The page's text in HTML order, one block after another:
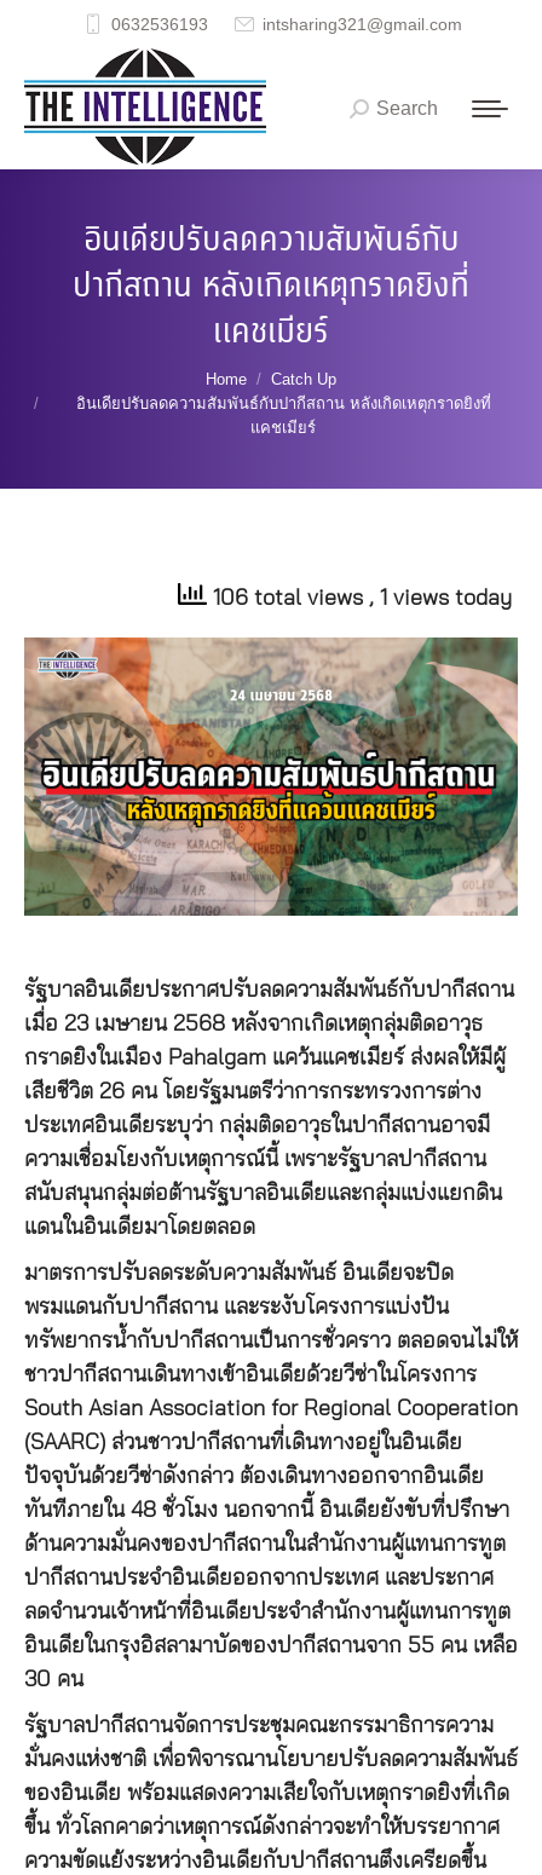
0632536193 intsharing321@gmail.com
Search:
Search
อินเดียปรับลดความสัมพันธ์กับ
ปากีสถาน หลังเกิดเหตุกราดยิงที่
แคชเมียร์
Home
Catch Up
อินเดียปรับลดความสัมพันธ์กับปากีสถาน หลังเกิดเหตุกราดยิงที่
แคชเมียร์
106 total views , 1 views today
รัฐบาลอินเดียประกาศปรับลดความสัมพันธ์กับปากีสถาน
เมื่อ 23 เมษายน 2568 หลังจากเกิดเหตุกลุ่มติดอาวุธ
กราดยิงในเมือง Pahalgam แคว้นแคชเมียร์ ส่งผลให้มีผู้
เสียชีวิต 26 คน โดยรัฐมนตรีว่าการกระทรวงการต่าง
ประเทศอินเดียระบุว่า กลุ่มติดอาวุธในปากีสถานอาจมี
ความเชื่อมโยงกับเหตุการณ์นี้ เพราะรัฐบาลปากีสถาน
สนับสนุนกลุ่มต่อต้านรัฐบาลอินเดียและกลุ่มแบ่งแยกดิน
แดนในอินเดียมาโดยตลอด
มาตรการปรับลดระดับความสัมพันธ์ อินเดียจะปิด
พรมแดนกับปากีสถาน และระงับโครงการแบ่งปัน
ทรัพยากรน้ำกับปากีสถานเป็นการชั่วคราว ตลอดจนไม่ให้
ชาวปากีสถานเดินทางเข้าอินเดียด้วยวีซ่าในโครงการ
South Asian Association for Regional Cooperation
(SAARC) ส่วนชาวปากีสถานที่เดินทางอยู่ในอินเดีย
ปัจจุบันด้วยวีซ่าดังกล่าว ต้องเดินทางออกจากอินเดีย
ทันทีภายใน 48 ชั่วโมง นอกจากนี้ อินเดียยังขับที่ปรึกษา
ด้านความมั่นคงของปากีสถานในสำนักงานผู้แทนการทูต
ปากีสถานประจำอินเดียออกจากประเทศ และประกาศ
ลดจำนวนเจ้าหน้าที่อินเดียประจำสำนักงานผู้แทนการทูต
อินเดียในกรุงอิสลามาบัดของปากีสถานจาก 55 คน เหลือ
30 คน
รัฐบาลปากีสถานจัดการประชุมคณะกรรมาธิการความ
มั่นคงแห่งชาติ เพื่อพิจารณานโยบายปรับลดความสัมพันธ์
ของอินเดีย พร้อมแสดงความเสียใจกับเหตุกราดยิงที่เกิด
ขึ้น ทั่วโลกคาดว่าเหตุการณ์ดังกล่าวจะทำให้บรรยากาศ
ความขัดแย้งระหว่างอินเดียกับปากีสถานตึงเครียดขึ้น